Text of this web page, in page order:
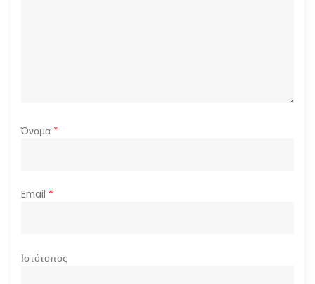
Όνομα *
Email *
Ιστότοπος